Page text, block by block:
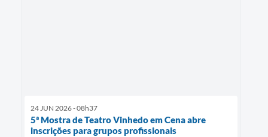
24 JUN 2026 - 08h37
5ª Mostra de Teatro Vinhedo em Cena abre
inscrições para grupos profissionais